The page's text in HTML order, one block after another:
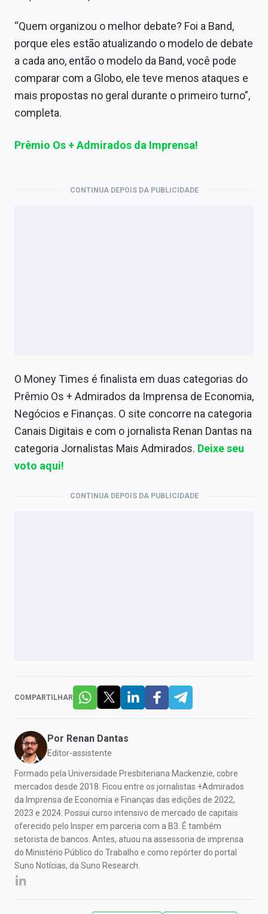
“Quem organizou o melhor debate? Foi a Band,
porque eles estão atualizando o modelo de debate
a cada ano, então o modelo da Band, você pode
comparar com a Globo, ele teve menos ataques e
mais propostas no geral durante o primeiro turno”,
completa.
Prêmio Os + Admirados da Imprensa!
CONTINUA DEPOIS DA PUBLICIDADE
O Money Times é finalista em duas categorias do
Prêmio Os + Admirados da Imprensa de Economia,
Negócios e Finanças. O site concorre na categoria
Canais Digitais e com o jornalista Renan Dantas na
categoria Jornalistas Mais Admirados. Deixe seu
voto aqui!
CONTINUA DEPOIS DA PUBLICIDADE
COMPARTILHAR
Por Renan Dantas
Editor-assistente
Formado pela Universidade Presbiteriana Mackenzie, cobre
mercados desde 2018. Ficou entre os jornalistas +Admirados
da Imprensa de Economia e Finanças das edições de 2022,
2023 e 2024. Possui curso intensivo de mercado de capitais
oferecido pelo Insper em parceria com a B3. É também
setorista de bancos. Antes, atuou na assessoria de imprensa
do Ministério Público do Trabalho e como repórter do portal
Suno Notícias, da Suno Research.